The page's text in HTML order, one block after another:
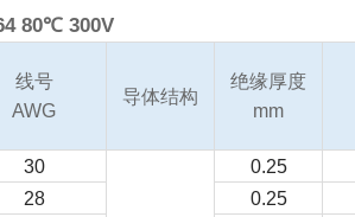
80℃ 300V
线号
AWG
导体结构
绝缘厚度
mm
30
0.25
28
0.25